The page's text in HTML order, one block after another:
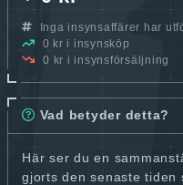
Inga insynsaffärer har
0 kr i insynsköp
0 kr i insynsförsäljning
Vad betyder detta?
Här ser du en
gjorts den senaste tiden